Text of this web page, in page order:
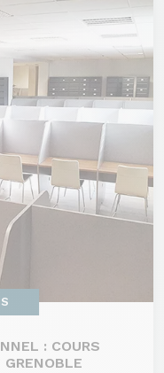
: COURS